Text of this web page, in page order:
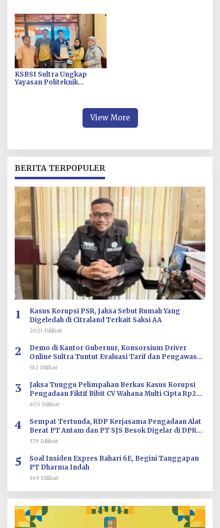
kejati Sultra
KSBSI Sultra Ungkap
Yayasan Politeknik
View More
BERITA TERPOPULER
1
Kasus Korupsi PSR, Jaksa Sebut Rumah Yang
Digeledah di Citraland Terkait Saksi AA
2021 Dilihat
2
Demo di Kantor Gubernur, Konsorsium Driver
Online Sultra Tuntut Evaluasi Tarif dan Pengawasan
Aplikasi
512 Dilihat
3
Jaksa Tunggu Pelimpahan Berkas Kasus Korupsi
Pengadaan Fiktif Bibit CV Wahana Multi Cipta Rp26
Miliar
405 Dilihat
4
Sempat Tertunda, RDP Kerjasama Pengadaan Alat
Berat PT Antam dan PT SJS Besok Digelar di DPRD
Sultra
379 Dilihat
5
Soal Insiden Expres Bahari 6E, Begini Tanggapan
PT Dharma Indah
369 Dilihat